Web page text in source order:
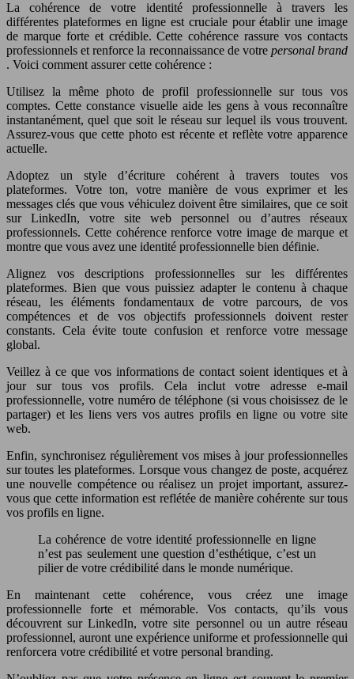
La cohérence de votre identité professionnelle à travers les
différentes plateformes en ligne est cruciale pour établir une image
de marque forte et crédible. Cette cohérence rassure vos contacts
professionnels et renforce la reconnaissance de votre personal brand
. Voici comment assurer cette cohérence :
Utilisez la même photo de profil professionnelle sur tous vos
comptes. Cette constance visuelle aide les gens à vous reconnaître
instantanément, quel que soit le réseau sur lequel ils vous trouvent.
Assurez-vous que cette photo est récente et reflète votre apparence
actuelle.
Adoptez un style d’écriture cohérent à travers toutes vos
plateformes. Votre ton, votre manière de vous exprimer et les
messages clés que vous véhiculez doivent être similaires, que ce soit
sur LinkedIn, votre site web personnel ou d’autres réseaux
professionnels. Cette cohérence renforce votre image de marque et
montre que vous avez une identité professionnelle bien définie.
Alignez vos descriptions professionnelles sur les différentes
plateformes. Bien que vous puissiez adapter le contenu à chaque
réseau, les éléments fondamentaux de votre parcours, de vos
compétences et de vos objectifs professionnels doivent rester
constants. Cela évite toute confusion et renforce votre message
global.
Veillez à ce que vos informations de contact soient identiques et à
jour sur tous vos profils. Cela inclut votre adresse e-mail
professionnelle, votre numéro de téléphone (si vous choisissez de le
partager) et les liens vers vos autres profils en ligne ou votre site
web.
Enfin, synchronisez régulièrement vos mises à jour professionnelles
sur toutes les plateformes. Lorsque vous changez de poste, acquérez
une nouvelle compétence ou réalisez un projet important, assurez-
vous que cette information est reflétée de manière cohérente sur tous
vos profils en ligne.
La cohérence de votre identité professionnelle en ligne
n’est pas seulement une question d’esthétique, c’est un
pilier de votre crédibilité dans le monde numérique.
En maintenant cette cohérence, vous créez une image
professionnelle forte et mémorable. Vos contacts, qu’ils vous
découvrent sur LinkedIn, votre site personnel ou un autre réseau
professionnel, auront une expérience uniforme et professionnelle qui
renforcera votre crédibilité et votre personal branding.